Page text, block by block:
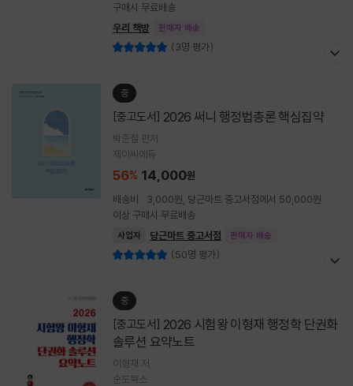
구매시 무료배송
우리 책방
판매자 배송
(3명 평가)
중
[중고도서] 2026 써니 행정법총론 핵심집약
박준철 편저
제이씨에듀
56% 14,000원
배송비 : 3,000원, 당근마트 중고서점에서 50,000원
이상 구매시 무료배송
사업자 당근마트 중고서점 판매자 배송
(50명 평가)
중
[중고도서]
솔루션 요약노트
이형재 저
순도북스